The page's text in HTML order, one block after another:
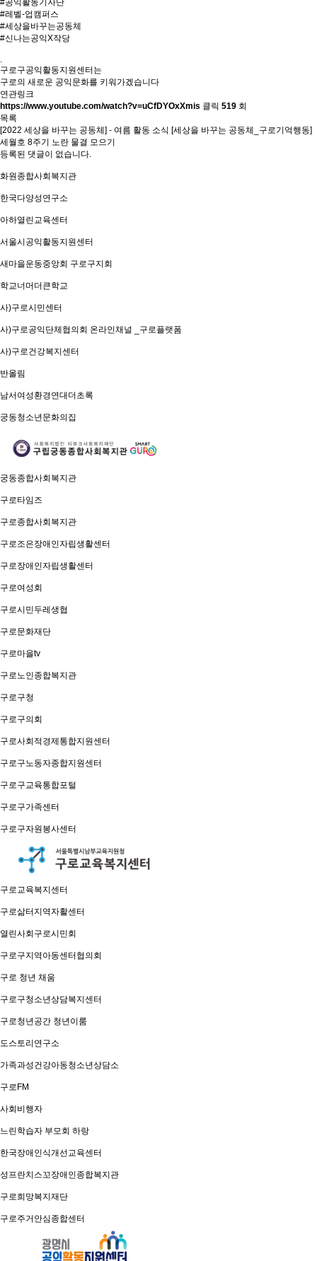
#공익활동기자단
#레벨-업캠퍼스
#세상을바꾸는공동체
#신나는공익X작당
.
구로구공익활동지원센터는
구로의 새로운 공익문화를 키워가겠습니다
연관링크
https://www.youtube.com/watch?v=uCfDYOxXmis 클릭 519 회
목록
[2022 세상을 바꾸는 공동체] - 여름 활동 소식 [세상을 바꾸는 공동체_구로기억행동]
세월호 8주기 노란 물결 모으기
등록된 댓글이 없습니다.
화원종합사회복지관
한국다양성연구소
아하열린교육센터
서울시공익활동지원센터
새마을운동중앙회 구로구지회
학교너머더큰학교
사)구로시민센터
사)구로공익단체협의회 온라인채널 _구로플랫폼
사)구로건강복지센터
반올림
남서여성환경연대더초록
궁동청소년문화의집
궁동종합사회복지관
구로타임즈
구로종합사회복지관
구로조은장애인자립생활센터
구로장애인자립생활센터
구로여성회
구로시민두레생협
구로문화재단
구로마을tv
구로노인종합복지관
구로구청
구로구의회
구로사회적경제통합지원센터
구로구노동자종합지원센터
구로구교육통합포털
구로구가족센터
구로구자원봉사센터
구로교육복지센터
구로삶터지역자활센터
열린사회구로시민회
구로구지역아동센터협의회
구로 청년 채움
구로구청소년상담복지센터
구로청년공간 청년이룸
도스토리연구소
가족과성건강아동청소년상담소
구로FM
사회비행자
느린학습자 부모회 하랑
한국장애인식개선교육센터
성프란치스꼬장애인종합복지관
구로희망복지재단
구로주거안심종합센터